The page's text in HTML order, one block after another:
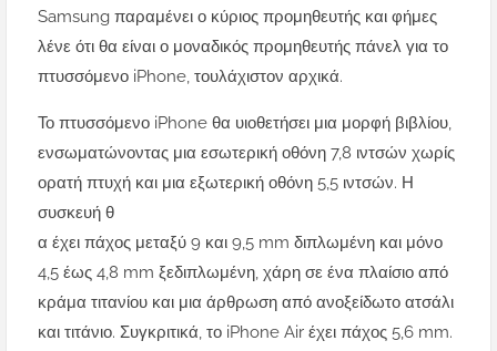
Samsung παραμένει ο κύριος προμηθευτής και φήμες
λένε ότι θα είναι ο μοναδικός προμηθευτής πάνελ για το
πτυσσόμενο iPhone, τουλάχιστον αρχικά.
Το πτυσσόμενο iPhone θα υιοθετήσει μια μορφή βιβλίου,
ενσωματώνοντας μια εσωτερική οθόνη 7,8 ιντσών χωρίς
ορατή πτυχή και μια εξωτερική οθόνη 5,5 ιντσών. Η
συσκευή θ
α έχει πάχος μεταξύ 9 και 9,5 mm διπλωμένη και μόνο
4,5 έως 4,8 mm ξεδιπλωμένη, χάρη σε ένα πλαίσιο από
κράμα τιτανίου και μια άρθρωση από ανοξείδωτο ατσάλι
και τιτάνιο. Συγκριτικά, το iPhone Air έχει πάχος 5,6 mm.